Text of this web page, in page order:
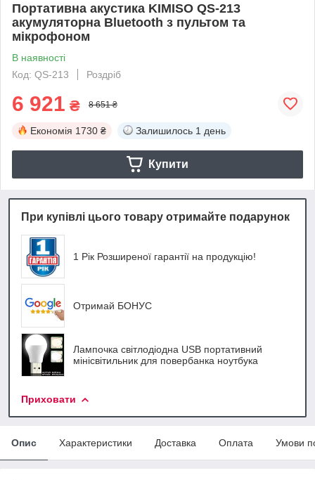
Портативна акустика KIMISO QS-213
акумуляторна Bluetooth з пультом та
мікрофоном
В наявності
Код: QS-213
Роздріб
6 921 ₴ 8 651 ₴
Економія 1730 ₴ Залишилось 1 день
Купити
При купівлі цього товару отримайте подарунок
1 Рік Розширеної гарантії на продукцію!
Отримай БОНУС
Лампочка світлодіодна USB портативний
мінісвітильник для повербанка ноутбука
Приховати
Опис Характеристики Доставка Оплата Умови